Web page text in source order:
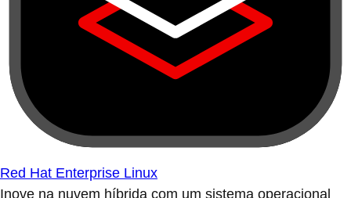
Red Hat Enterprise Linux
Inove na nuvem híbrida com um sistema operacional